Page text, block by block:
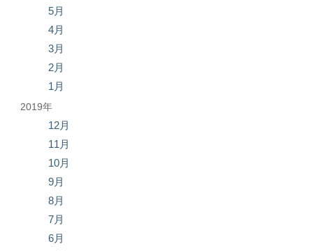
5月
4月
3月
2月
1月
2019年
12月
11月
10月
9月
8月
7月
6月